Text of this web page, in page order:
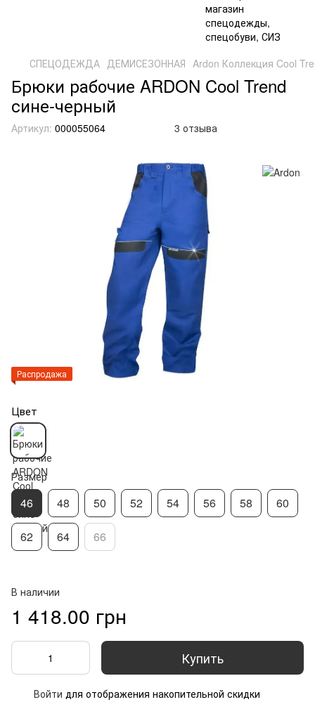
СПЕЦОДЕЖДА ДЕМИСЕЗОННАЯ Ardon Коллекция Cool
Брюки рабочие ARDON Cool Trend
сине-черный
Артикул: 000055064 3 отзыва
Распродажа
Цвет
Размер
46 48 50 52 54 56 58 60
62 64 66
В наличии
1 418.00 грн
Купить
Войти для отображения накопительной скидки